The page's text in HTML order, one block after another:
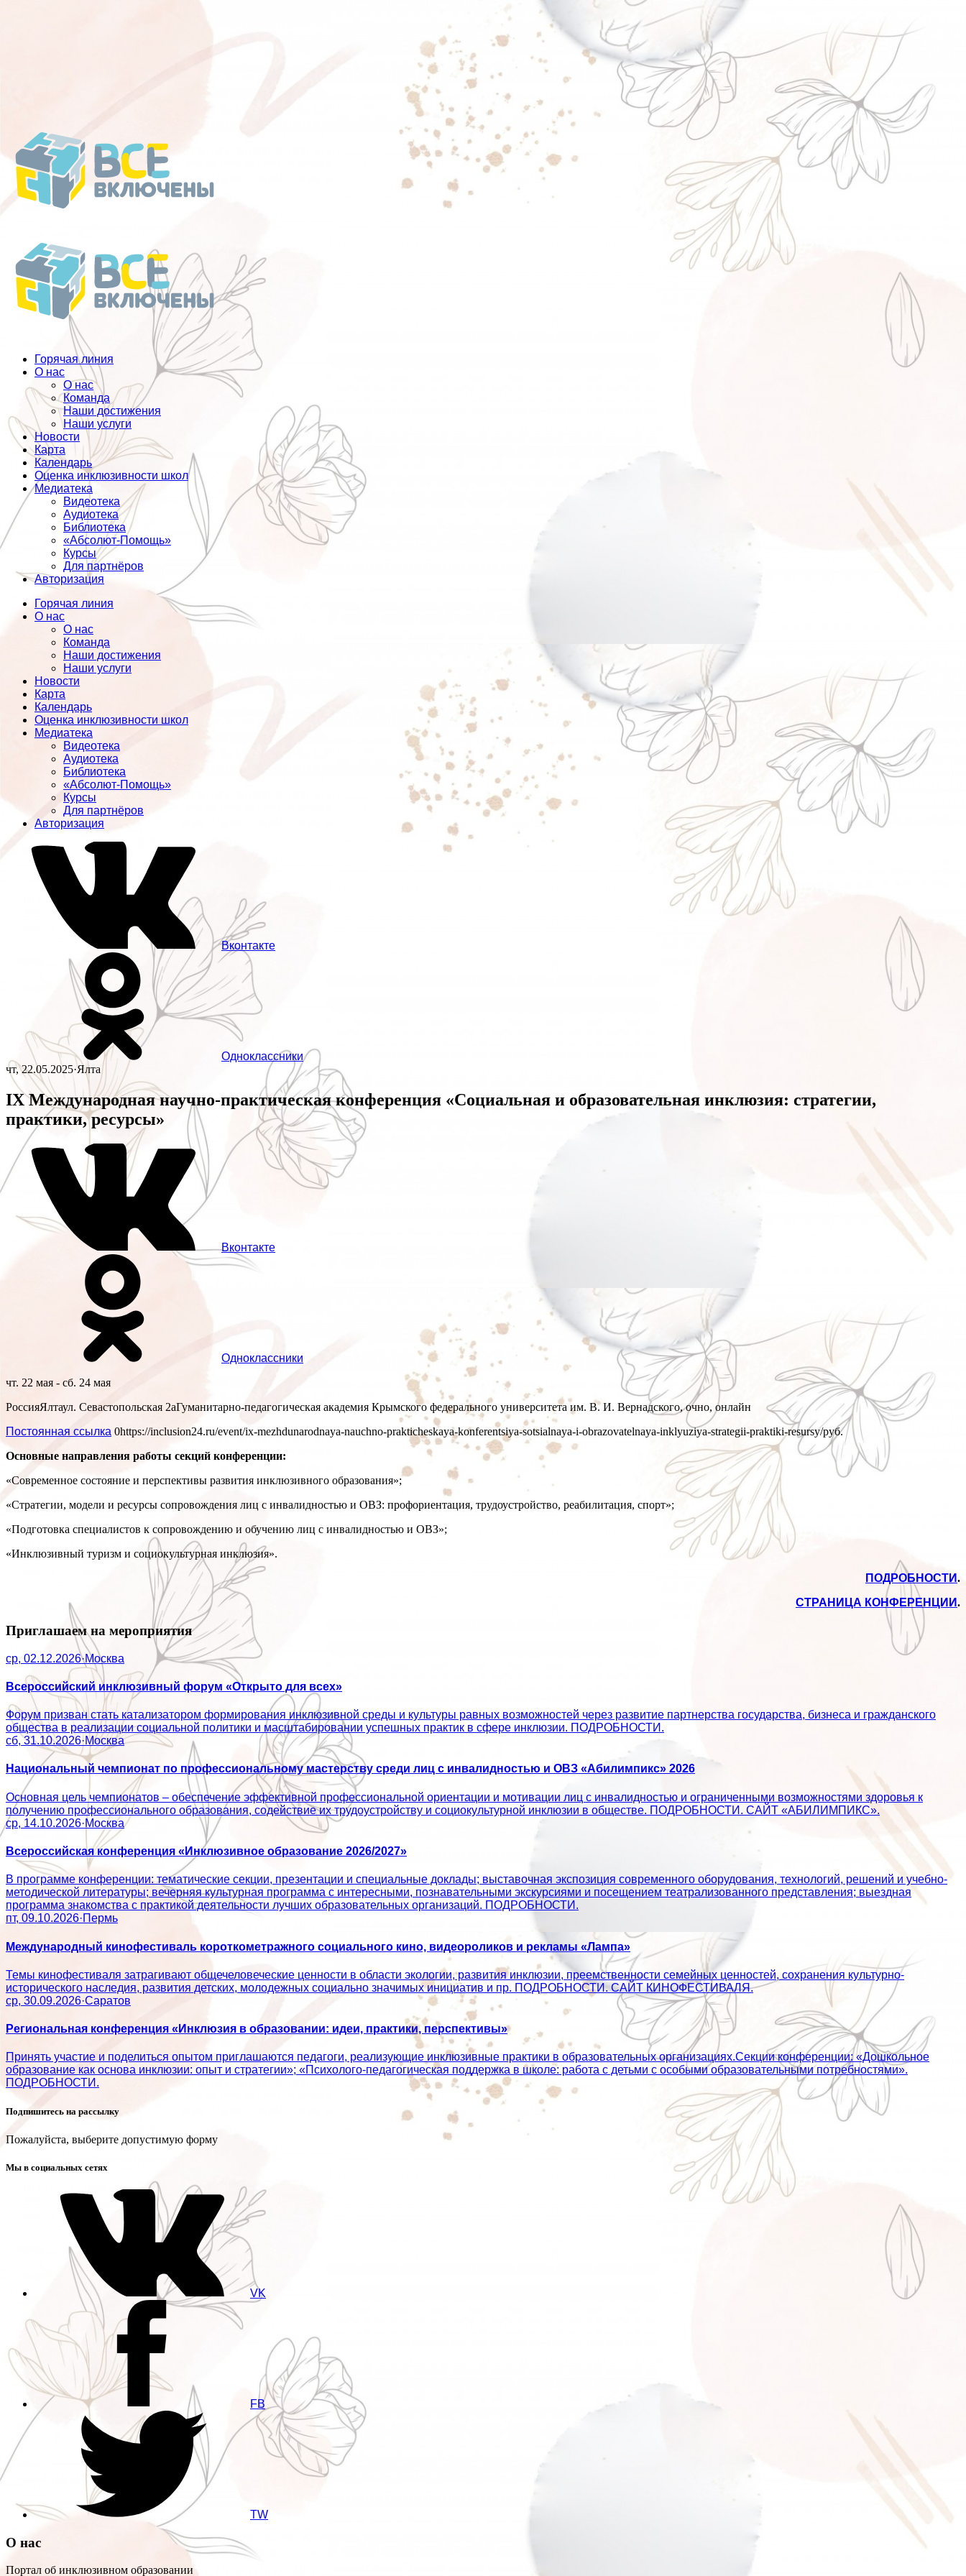
Горячая линия
О нас
О нас
Команда
Наши достижения
Наши услуги
Новости
Карта
Календарь
Оценка инклюзивности школ
Медиатека
Видеотека
Аудиотека
Библиотека
«Абсолют-Помощь»
Курсы
Для партнёров
Авторизация
Горячая линия
О нас
О нас
Команда
Наши достижения
Наши услуги
Новости
Карта
Календарь
Оценка инклюзивности школ
Медиатека
Видеотека
Аудиотека
Библиотека
«Абсолют-Помощь»
Курсы
Для партнёров
Авторизация
Вконтакте
Одноклассники
чт, 22.05.2025·Ялта
IX Международная научно-практическая конференция «Социальная и образовательная инклюзия: стратегии,
практики, ресурсы»
Вконтакте
Одноклассники
чт. 22 мая - сб. 24 мая
РоссияЯлтаул. Севастопольская 2аГуманитарно-педагогическая академия Крымского федерального университета им. В. И. Вернадского, очно, онлайн
Постоянная ссылка 0https://inclusion24.ru/event/ix-mezhdunarodnaya-nauchno-prakticheskaya-konferentsiya-sotsialnaya-i-obrazovatelnaya-inklyuziya-strategii-praktiki-resursy/руб.
Основные направления работы секций конференции:
«Современное состояние и перспективы развития инклюзивного образования»;
«Стратегии, модели и ресурсы сопровождения лиц с инвалидностью и ОВЗ: профориентация, трудоустройство, реабилитация, спорт»;
«Подготовка специалистов к сопровождению и обучению лиц с инвалидностью и ОВЗ»;
«Инклюзивный туризм и социокультурная инклюзия».
ПОДРОБНОСТИ.
СТРАНИЦА КОНФЕРЕНЦИИ.
Приглашаем на мероприятия
ср, 02.12.2026·Москва
Всероссийский инклюзивный форум «Открыто для всех»
Форум призван стать катализатором формирования инклюзивной среды и культуры равных возможностей через развитие партнерства государства, бизнеса и гражданского
общества в реализации социальной политики и масштабировании успешных практик в сфере инклюзии. ПОДРОБНОСТИ.
сб, 31.10.2026·Москва
Национальный чемпионат по профессиональному мастерству среди лиц с инвалидностью и ОВЗ «Абилимпикс» 2026
Основная цель чемпионатов – обеспечение эффективной профессиональной ориентации и мотивации лиц с инвалидностью и ограниченными возможностями здоровья к
получению профессионального образования, содействие их трудоустройству и социокультурной инклюзии в обществе. ПОДРОБНОСТИ. САЙТ «АБИЛИМПИКС».
ср, 14.10.2026·Москва
Всероссийская конференция «Инклюзивное образование 2026/2027»
В программе конференции: тематические секции, презентации и специальные доклады; выставочная экспозиция современного оборудования, технологий, решений и учебно-
методической литературы; вечерняя культурная программа с интересными, познавательными экскурсиями и посещением театрализованного представления; выездная
программа знакомства с практикой деятельности лучших образовательных организаций. ПОДРОБНОСТИ.
пт, 09.10.2026·Пермь
Международный кинофестиваль короткометражного социального кино, видеороликов и рекламы «Лампа»
Темы кинофестиваля затрагивают общечеловеческие ценности в области экологии, развития инклюзии, преемственности семейных ценностей, сохранения культурно-
исторического наследия, развития детских, молодежных социально значимых инициатив и пр. ПОДРОБНОСТИ. САЙТ КИНОФЕСТИВАЛЯ.
ср, 30.09.2026·Саратов
Региональная конференция «Инклюзия в образовании: идеи, практики, перспективы»
Принять участие и поделиться опытом приглашаются педагоги, реализующие инклюзивные практики в образовательных организациях.Секции конференции: «Дошкольное
образование как основа инклюзии: опыт и стратегии»; «Психолого‑педагогическая поддержка в школе: работа с детьми с особыми образовательными потребностями».
ПОДРОБНОСТИ.
Подпишитесь на рассылку
Пожалуйста, выберите допустимую форму
Мы в социальных сетях
VK
FB
TW
О нас
Портал об инклюзивном образовании